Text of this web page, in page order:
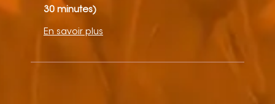
30 minutes)
En savoir plus